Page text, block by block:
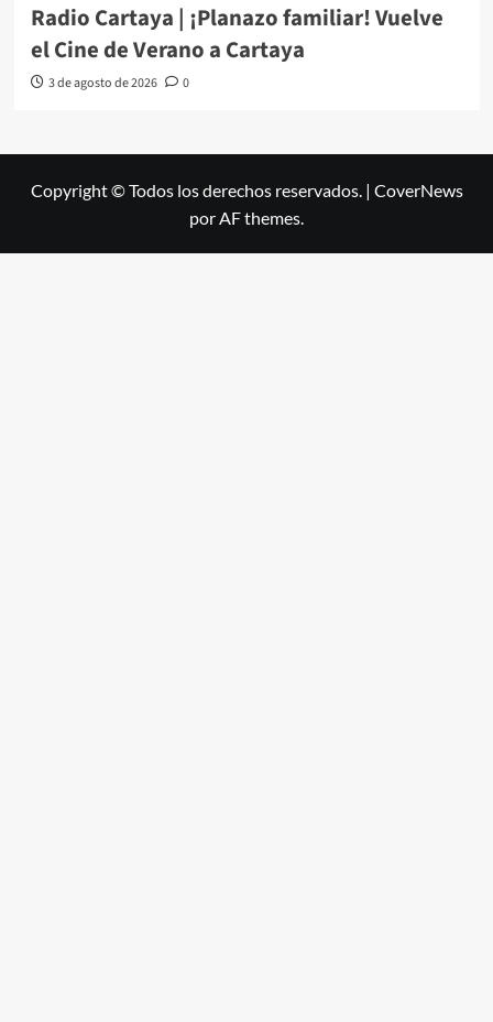
Radio Cartaya | ¡Planazo familiar! Vuelve
el Cine de Verano a Cartaya
3 de agosto de 2026 0
Copyright © Todos los derechos reservados. | CoverNews
por AF themes.